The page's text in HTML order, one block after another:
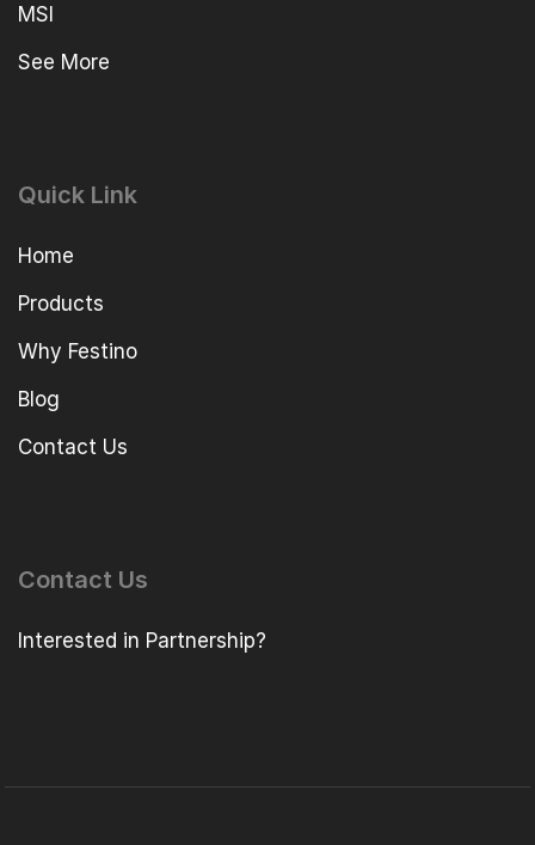
MSI
See More
Quick Link
Home
Products
Why Festino
Blog
Contact Us
Contact Us
Interested in Partnership?